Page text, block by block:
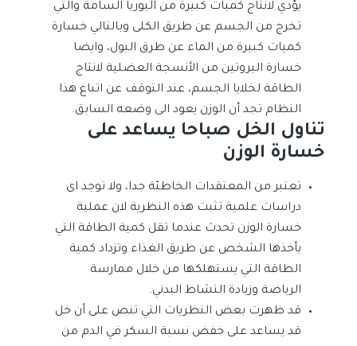
يؤدي لانتاج كميات كبيرة من اليوريا السامة والتي
تخرج من الجسم عن طريق الكلى وبالتالي خسارة
كميات كبيرة من الماء عن طرق البول، وايضا
خسارة البروتين من الأنسجة العضلية لانتاج
الطاقة لخلايا الجسم، عند التوقف عن اتباع هذا
النظام تجد أن الوزن يعود الى وضعه السابق.
تناول الخل صباحا يساعد على
خسارة الوزن
تعتبر من المعتقدات الخاطئة جدا، ولا توجد اى
دراسات علمية تثبت هذه النظرية لان عملية
خسارة الوزن تحدث عندما تقل كمية الطاقة التي
يأخذها الشخص عن طريق الغذاء وتزداد كمية
الطاقة التي يستهلكها من خلال ممارسة
الرياضة وزيادة النشاط البدني.
قد ظهرت بعض النظريات التي تنص على أن خل
قد يساعد على خفض نسبة السكر في الدم من